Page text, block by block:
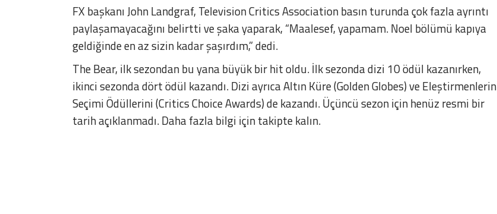
FX başkanı John Landgraf, Television Critics Association basın turunda çok fazla ayrıntı
paylaşamayacağını belirtti ve şaka yaparak, “Maalesef, yapamam. Noel bölümü kapıya
geldiğinde en az sizin kadar şaşırdım,” dedi.
The Bear, ilk sezondan bu yana büyük bir hit oldu. İlk sezonda dizi 10 ödül kazanırken,
ikinci sezonda dört ödül kazandı. Dizi ayrıca Altın Küre (Golden Globes) ve Eleştirmenlerin
Seçimi Ödüllerini (Critics Choice Awards) de kazandı. Üçüncü sezon için henüz resmi bir
tarih açıklanmadı. Daha fazla bilgi için takipte kalın.